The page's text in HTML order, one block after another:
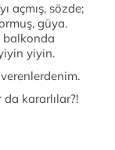
açmış, sözde;
güya.
balkonda
yiyin.
kararlılar?!